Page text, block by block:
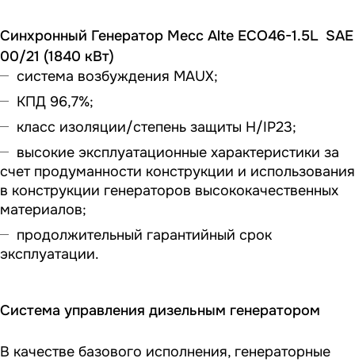
Синхронный Генератор Mecc Alte ECO46-1.5L SAE
00/21 (1840 кВт)
система возбуждения MAUX;
КПД 96,7%;
класс изоляции/степень защиты H/IP23;
высокие эксплуатационные характеристики за
счет продуманности конструкции и использования
в конструкции генераторов высококачественных
материалов;
продолжительный гарантийный срок
эксплуатации.
Система управления дизельным генератором
В качестве базового исполнения, генераторные